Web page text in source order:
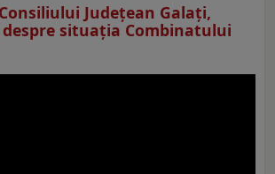
Judeţean Galaţi,
despre situaţia Combinatului